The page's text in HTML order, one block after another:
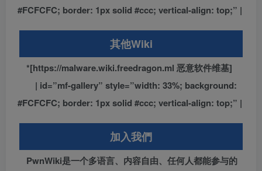
#FCFCFC; border: 1px solid #ccc; vertical-align: top;” |
其他Wiki
*[https://malware.wiki.freedragon.ml 恶意软件维基]
| id=”mf-gallery” style=”width: 33%; background:
#FCFCFC; border: 1px solid #ccc; vertical-align: top;” |
加入我們
PwnWiki是一个多语言、内容自由、任何人都能参与的